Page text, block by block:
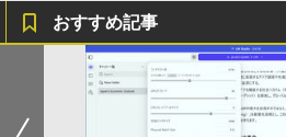
On My Road
￥250
by Amazon 炭酸
強炭酸水 ペット
art Basic)
コミックス
￥572
おすすめ記事